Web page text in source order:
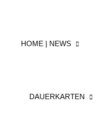
HOME | NEWS
DAUERKARTEN